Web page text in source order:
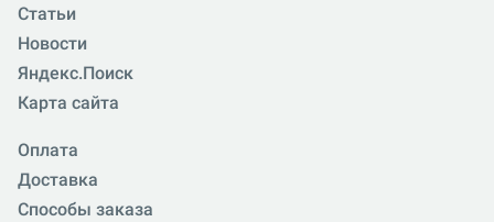
Статьи
Новости
Яндекс.Поиск
Карта сайта
Оплата
Доставка
Способы заказа